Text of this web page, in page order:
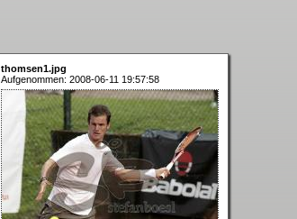
thomsen1.jpg
Aufgenommen: 2008-06-11 19:57:58